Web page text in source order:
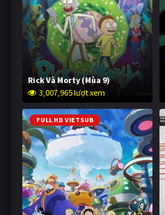
Rick Và Morty (Mùa 9)
3,007,965 lượt xem
FULL HD VIETSUB